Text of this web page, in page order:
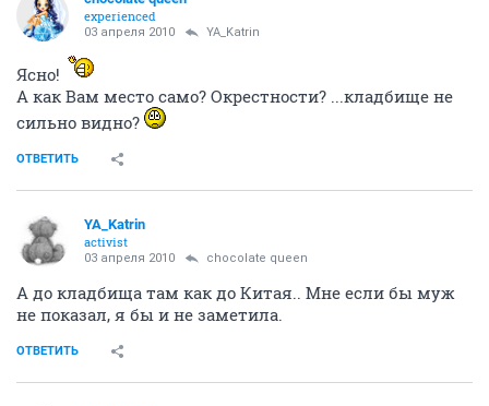
experienced
03 апреля 2010 YA_Katrin
Ясно!
А как Вам место само? Окрестности? ...кладбище не
сильно видно?
ОТВЕТИТЬ
YA_Katrin
activist
03 апреля 2010 chocolate queen
А до кладбища там как до Китая.. Мне если бы муж
не показал, я бы и не заметила.
ОТВЕТИТЬ